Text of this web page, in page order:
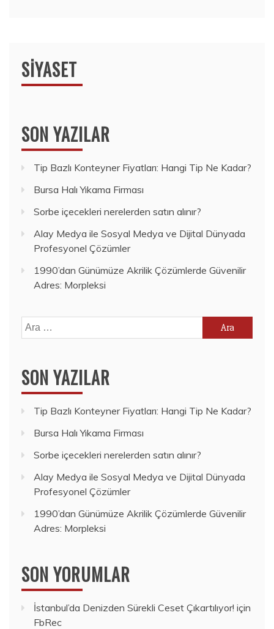
SIYASET
SON YAZILAR
Tip Bazlı Konteyner Fiyatları: Hangi Tip Ne Kadar?
Bursa Halı Yıkama Firması
Sorbe içecekleri nerelerden satın alınır?
Alay Medya ile Sosyal Medya ve Dijital Dünyada
Profesyonel Çözümler
1990’dan Günümüze Akrilik Çözümlerde Güvenilir
Adres: Morpleksi
Arama:
SON YAZILAR
Tip Bazlı Konteyner Fiyatları: Hangi Tip Ne Kadar?
Bursa Halı Yıkama Firması
Sorbe içecekleri nerelerden satın alınır?
Alay Medya ile Sosyal Medya ve Dijital Dünyada
Profesyonel Çözümler
1990’dan Günümüze Akrilik Çözümlerde Güvenilir
Adres: Morpleksi
SON YORUMLAR
İstanbul’da Denizden Sürekli Ceset Çıkartılıyor! için
FbRec